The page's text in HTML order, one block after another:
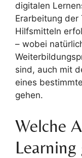
digitalen
Erarbeitung der
Hilfsmitteln
– wobei
sind, auch mit
eines
gehen.
Welche